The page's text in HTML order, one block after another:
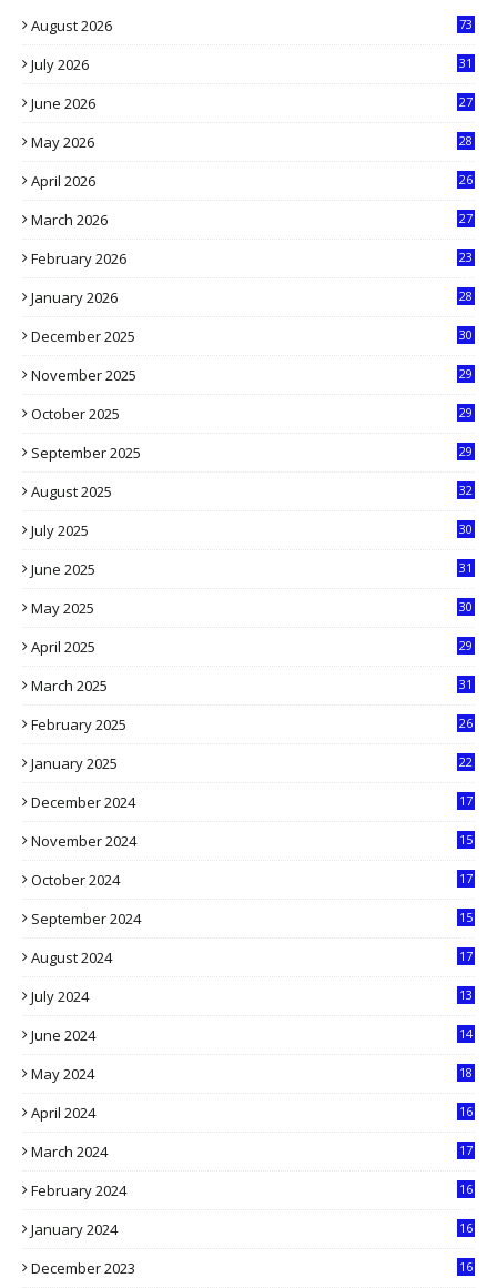
August 2026 73
July 2026
31
June 2026
27
May 2026
28
April 2026
26
March 2026
27
February 2026
23
January 2026
28
December 2025
30
November 2025
29
October 2025
29
September 2025
29
August 2025
32
July 2025
30
June 2025
31
May 2025
30
April 2025
29
March 2025
31
February 2025
26
January 2025
22
December 2024
17
November 2024
15
October 2024
17
September 2024
15
August 2024
17
July 2024
13
June 2024
14
May 2024
18
April 2024
16
March 2024
17
February 2024
16
January 2024
16
December 2023
16